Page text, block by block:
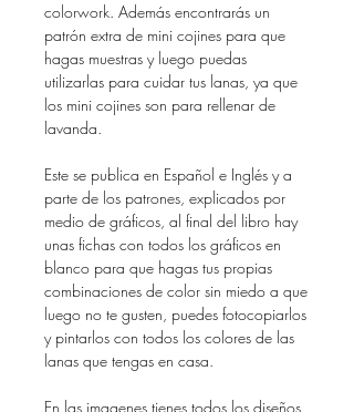
colorwork. Además encontrarás un
patrón extra de mini cojines para que
hagas muestras y luego puedas
utilizarlas para cuidar tus lanas, ya que
los mini cojines son para rellenar de
lavanda.
Este se publica en Español e Inglés y a
parte de los patrones, explicados por
medio de gráficos, al final del libro hay
unas fichas con todos los gráficos en
blanco para que hagas tus propias
combinaciones de color sin miedo a que
luego no te gusten, puedes fotocopiarlos
y pintarlos con todos los colores de las
lanas que tengas en casa.
En las imagenes tienes todos los diseños